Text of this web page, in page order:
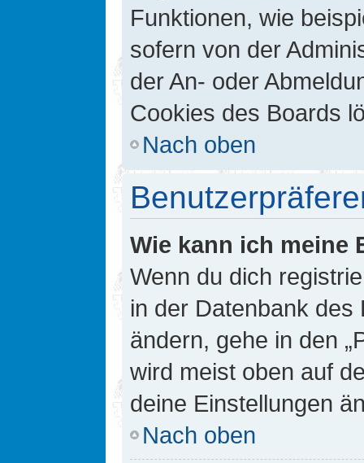
Funktionen, wie
sofern von der
der An- oder
Cookies des Boards
Nach oben
Wie kann ich meine
Wenn du dich
in der Datenbank
ändern, gehe in den
wird meist oben auf
deine Einstellungen
Nach oben